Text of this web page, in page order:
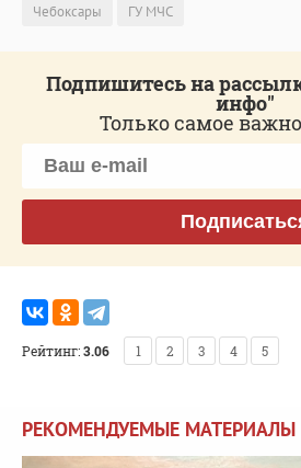
Чебоксары
ГУ МЧС
Подпишитесь на
инфо"
Только самое
Рейтинг:3.06 1 2 3 4 5
РЕКОМЕНДУЕМЫЕ МАТЕРИАЛЫ